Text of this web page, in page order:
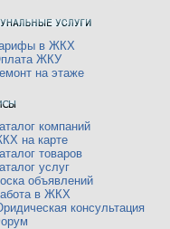
в ЖКХ
ЖКУ
на этаже
компаний
на карте
товаров
услуг
объявлений
в ЖКХ
консультация